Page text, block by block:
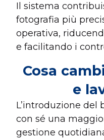
Il sistema
fotografia più
operativa,
e facilitando i
Cosa
e
L’introduzione del
con sé una
gestione